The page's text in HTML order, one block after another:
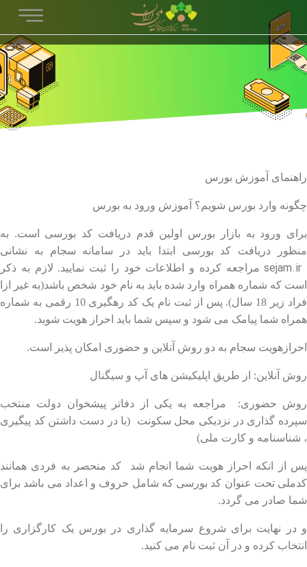
راهنمای آموزش بورس
چگونه وارد بورس شویم؟ آموزش ورود به بورس
برای ورود به بازار بورس اولین قدم دریافت کد بورسی است. به
منظور دریافت کد بورسی ابتدا باید در سامانه سجام به نشانی
sejam.irمراجعه کرده و اطلاعات خود را ثبت نمایید. لازم به ذکر
است که شماره همراه وارد شده باید به نام خود شخص باشد(به غیر ازا
فراد زیر 18 سال). پس از ثبت نام یک کد رهگیری 10 رقمی به شماره
همراه شما پیامک می شود و سپس شما باید احراز هویت شوید.
احرازهویت سجام به دو روش آنلاین و حضوری امکان پذیر است.
روش آنلاین: از طریق اپلیکیشن های آپ و سیگنال
روش حضوری: مراجعه به یکی از دفاتر پیشخوان دولت منتخب
سپرده گذاری در نزدیکی محل سکونت (با در دست داشتن کد پیگیری
، شناسنامه و کارت ملی)
پس از انکه احراز هویت شما انجام شد کد منحصر به فردی همانند
کدملی تحت عنوان کد بورسی که شامل حروف و اعداد می باشد برای
شما صادر می گردد.
و در نهایت برای شروع سرمایه گذاری در بورس یک کارگزاری را
انتخاب کرده و در آن ثبت نام می کنید.